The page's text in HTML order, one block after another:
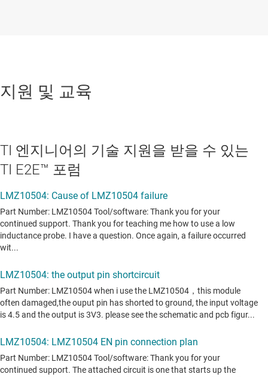
지원 및 교육
TI 엔지니어의 기술 지원을 받을 수 있는
TI E2E™ 포럼